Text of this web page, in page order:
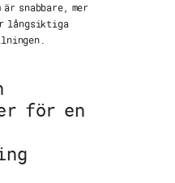
snabbare, mer
långsiktiga
för en